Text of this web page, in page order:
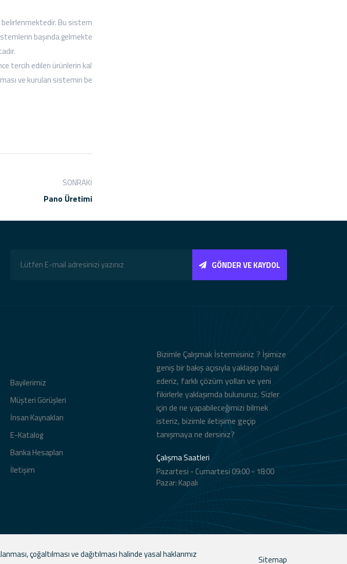
belirlenmektedir. Bu sistem
başında gelmekte
tercih edilen ürünlerin kal
ve kurulan sistemin be
SONRAKI
Pano Üretimi
GÖNDER VE KAYDOL
Bayilerimiz
Müşteri Görüşleri
İnsan Kaynakları
E-Katalog
Banka Hesapları
İletişim
Bizimle Çalışmak İstermisiniz ? İşimize
geniş bir bakış açısıyla yaklaşıp hayal
ederiz, farklı çözüm yolları ve yeni
fikirlerle yaklaşımda bulunuruz. Sizler
için de ne yapabileceğimizi bilmek
isteriz, bizimle iletişime geçip
tanışmaya ne dersiniz?
Çalışma Saatleri
Pazartesi - Cumartesi 09:00 - 18:00
Pazar: Kapalı
çoğaltılması ve dağıtılması halinde yasal haklarımız
Sitemap